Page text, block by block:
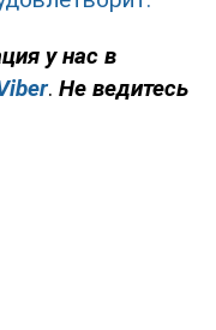
у нас в
. Не ведитесь